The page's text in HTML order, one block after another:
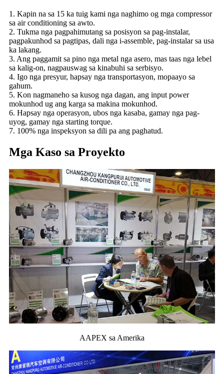
1. Kapin na sa 15 ka tuig kami nga naghimo og mga compressor
sa air conditioning sa awto.
2. Tukma nga pagpahimutang sa posisyon sa pag-instalar,
pagpakunhod sa pagtipas, dali nga i-assemble, pag-instalar sa usa
ka lakang.
3. Ang paggamit sa pino nga metal nga asero, mas taas nga lebel
sa kalig-on, nagpauswag sa kinabuhi sa serbisyo.
4. Igo nga presyur, hapsay nga transportasyon, mopaayo sa
gahum.
5. Kon nagmaneho sa kusog nga dagan, ang input power
mokunhod ug ang karga sa makina mokunhod.
6. Hapsay nga operasyon, ubos nga kasaba, gamay nga pag-
uyog, gamay nga starting torque.
7. 100% nga inspeksyon sa dili pa ang paghatud.
Mga Kaso sa Proyekto
AAPEX sa Amerika